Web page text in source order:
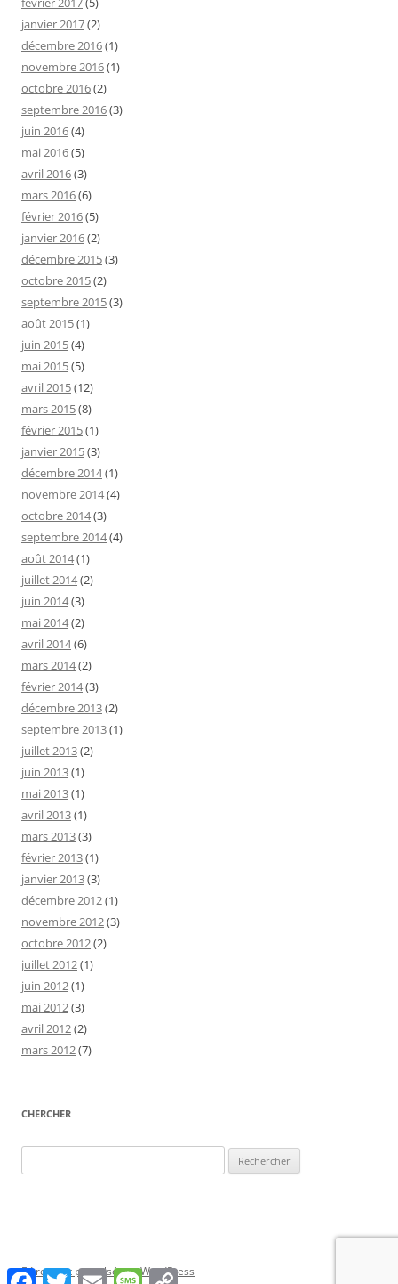
janvier 2017(2)
décembre 2016(1)
novembre 2016(1)
octobre 2016(2)
septembre 2016(3)
juin 2016(4)
mai 2016(5)
avril 2016(3)
mars 2016(6)
février 2016(5)
janvier 2016(2)
décembre 2015(3)
octobre 2015(2)
septembre 2015(3)
août 2015(1)
juin 2015(4)
mai 2015(5)
avril 2015(12)
mars 2015(8)
février 2015(1)
janvier 2015(3)
décembre 2014(1)
novembre 2014(4)
octobre 2014(3)
septembre 2014(4)
août 2014(1)
juillet 2014(2)
juin 2014(3)
mai 2014(2)
avril 2014(6)
mars 2014(2)
février 2014(3)
décembre 2013(2)
septembre 2013(1)
juillet 2013(2)
juin 2013(1)
mai 2013(1)
avril 2013(1)
mars 2013(3)
février 2013(1)
janvier 2013(3)
décembre 2012(1)
novembre 2012(3)
octobre 2012(2)
juillet 2012(1)
juin 2012(1)
mai 2012(3)
avril 2012(2)
mars 2012(7)
CHERCHER
Fièrement propulsé par WordPress
FacebookTwitterEmailMessage
Copy